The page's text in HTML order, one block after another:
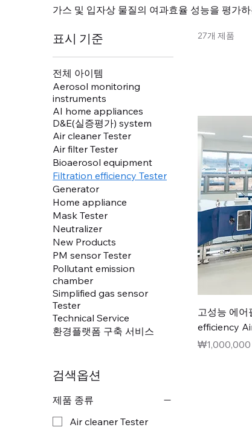
가스 및 입자상 물질의 여과효율 성능을 평가
표시 기준
전체 아이템
Aerosol monitoring
instruments
AI home appliances
D&E(실증평가) system
Air cleaner Tester
Air filter Tester
Bioaerosol equipment
Filtration efficiency Tester
Generator
Home appliance
Mask Tester
Neutralizer
New Products
PM sensor Tester
Pollutant emission
chamber
Simplified gas sensor
Tester
Technical Service
환경플랫폼 구축 서비스
검색옵션
제품 종류
Air cleaner Tester
27개 제품
고성능 에
efficiency
가격
₩1,000,000